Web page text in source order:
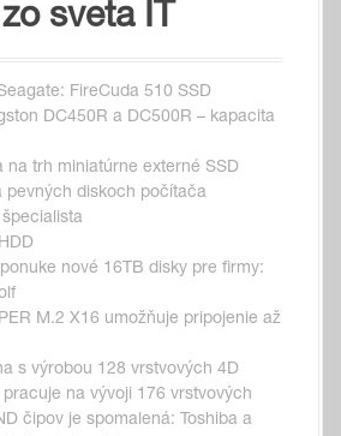
sveta IT
FireCuda 510 SSD
DC450R a DC500R – kapacita
na trh miniatúrne externé SSD
pevných diskoch počítača
nové 16TB disky pre firmy:
M.2 X16 umožňuje pripojenie až
s výrobou 128 vrstvových 4D
pracuje na vývoji 176 vrstvových
čipov je spomalená: Toshiba a